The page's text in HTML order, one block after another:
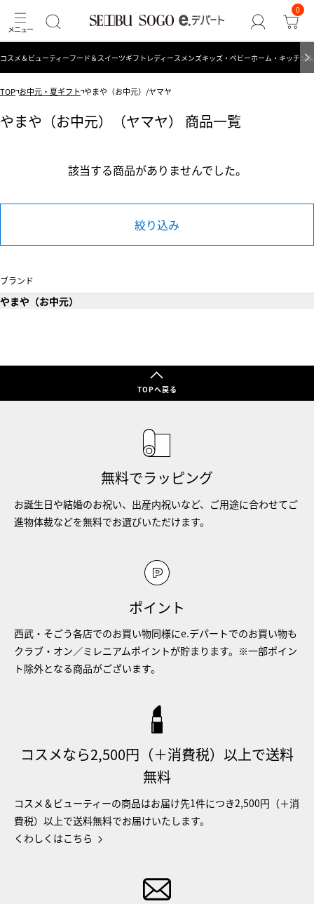
0
コスメ＆ビューティーフード＆スイーツギフト レディース メンズキッズ・ベビーホーム・キッチン
TOP お中元・夏ギフト やまや（お中元）/ヤマヤ
やまや（お中元）（ヤマヤ） 商品一覧
該当する商品がありませんでした。
絞り込み
ブランド
やまや（お中元）
TOPへ戻る
無料でラッピング
お誕生日や結婚のお祝い、出産内祝いなど、ご用途に合わせてご
進物体裁などを無料でお選びいただけます。
ポイント
西武・そごう各店でのお買い物同様にe.デパートでのお買い物も
クラブ・オン／ミレニアムポイントが貯まります。※一部ポイン
ト除外となる商品がございます。
コスメなら2,500円（＋消費税）以上で送料
無料
コスメ＆ビューティーの商品はお届け先1件につき2,500円（＋消
費税）以上で送料無料でお届けいたします。
くわしくはこちら